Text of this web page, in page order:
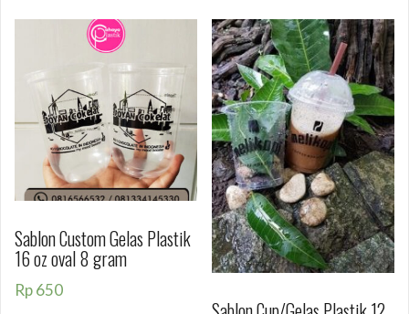
Sablon Custom Gelas Plastik
16 oz oval 8 gram
Rp650